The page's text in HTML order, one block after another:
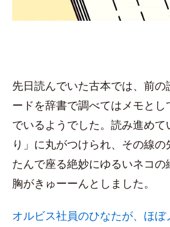
先日読んでいた古本では、前の
ードを辞書で調べてはメモと
でいるようでした。読み進めて
り」に丸がつけられ、その線
たんで座る絶妙にゆるいネコの
胸がきゅーーんとしました。
オルビス社員のひなたが、ほ